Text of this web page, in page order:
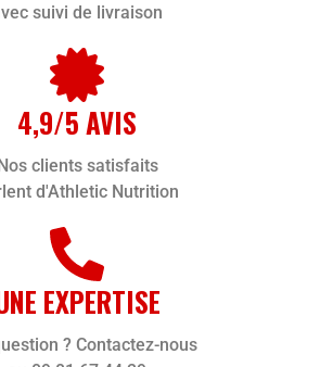
suivi de livraison
4,9/5 AVIS
clients satisfaits
d'Athletic Nutrition
EXPERTISE
? Contactez-nous